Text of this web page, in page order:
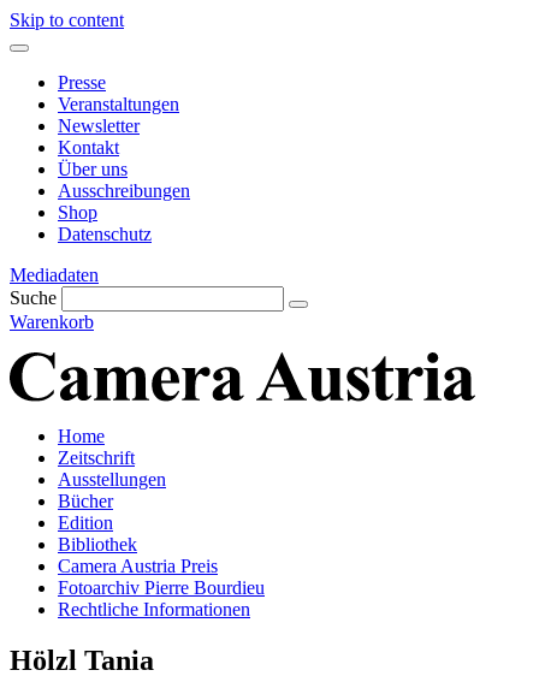
Skip to content
Presse
Veranstaltungen
Newsletter
Kontakt
Über uns
Ausschreibungen
Shop
Datenschutz
Mediadaten
Suche
Warenkorb
Home
Zeitschrift
Ausstellungen
Bücher
Edition
Bibliothek
Camera Austria Preis
Fotoarchiv Pierre Bourdieu
Rechtliche Informationen
Hölzl Tania